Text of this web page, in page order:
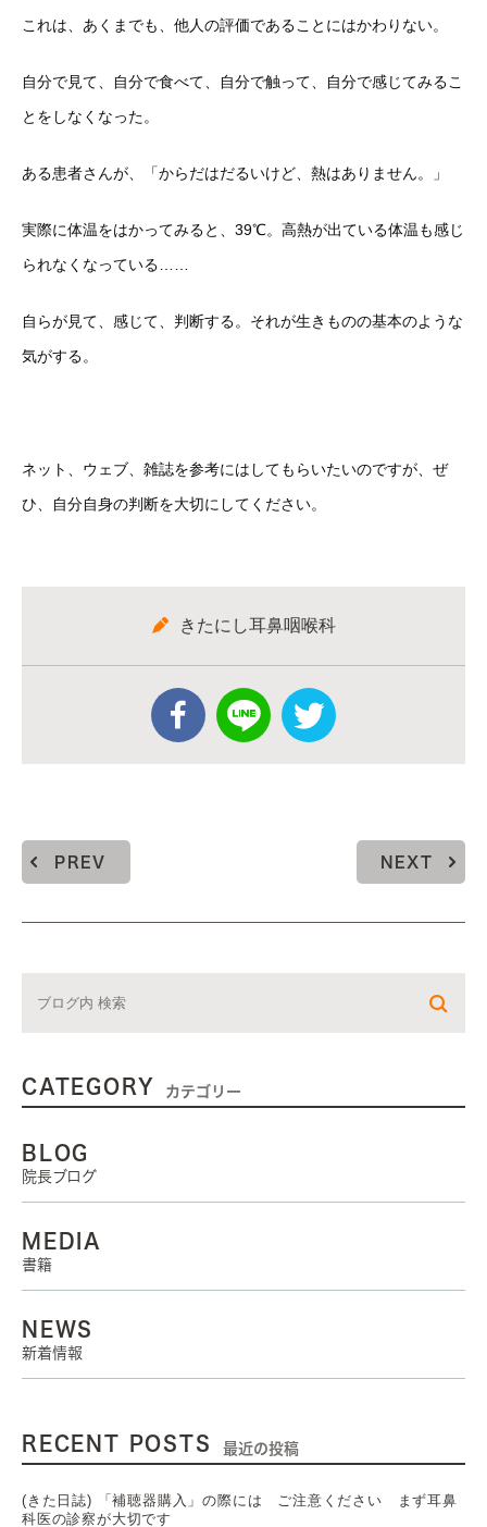
これは、あくまでも、他人の評価であることにはかわりない。
自分で見て、自分で食べて、自分で触って、自分で感じてみるこ
とをしなくなった。
ある患者さんが、「からだはだるいけど、熱はありません。」
実際に体温をはかってみると、39℃。高熱が出ている体温も感じ
られなくなっている……
自らが見て、感じて、判断する。それが生きものの基本のような
気がする。
ネット、ウェブ、雑誌を参考にはしてもらいたいのですが、ぜ
ひ、自分自身の判断を大切にしてください。
きたにし耳鼻咽喉科
PREV NEXT
CATEGORY カテゴリー
BLOG
院長ブログ
MEDIA
書籍
NEWS
新着情報
RECENT POSTS 最近の投稿
(きた日誌) 「補聴器購入」の際には ご注意ください まず耳鼻
科医の診察が大切です